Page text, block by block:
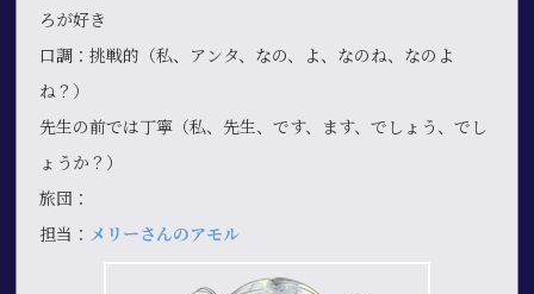
ろが好き
口調：挑戦的（私、アンタ、なの、よ、なのね、なのよ
ね？）
先生の前では丁寧（私、先生、です、ます、でしょう、でし
ょうか？）
旅団：
担当： メリーさんのアモル